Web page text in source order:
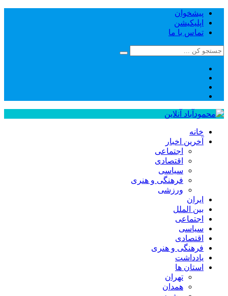
پیشخوان
اپلیکیشن
تماس با ما
خانه
آخرین اخبار
اجتماعی
اقتصادی
سیاسی
فرهنگی و هنری
ورزشی
ایران
بین الملل
اجتماعی
سیاسی
اقتصادی
فرهنگی و هنری
یادداشت
استان ها
تهران
همدان